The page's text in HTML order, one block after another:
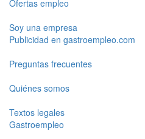
Ofertas empleo
Soy una empresa
Publicidad en gastroempleo.com
Preguntas frecuentes
Quiénes somos
Textos legales
Gastroempleo